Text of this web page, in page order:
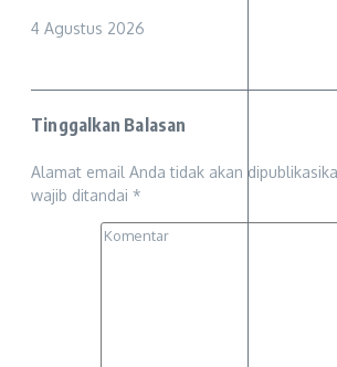
4 Agustus 2026
Tinggalkan Balasan
Alamat email Anda tidak akan
wajib ditandai *